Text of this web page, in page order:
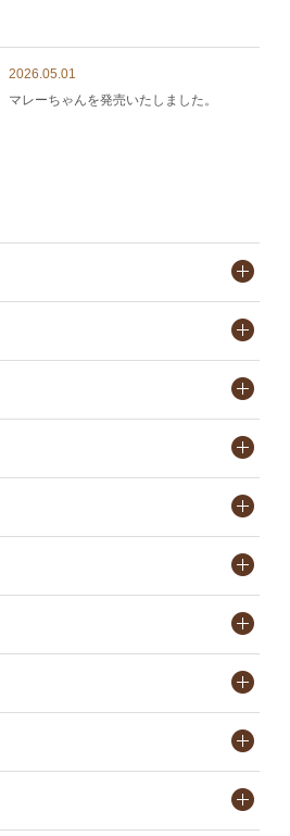
2026.05.01
マレーちゃんを発売いたしました。